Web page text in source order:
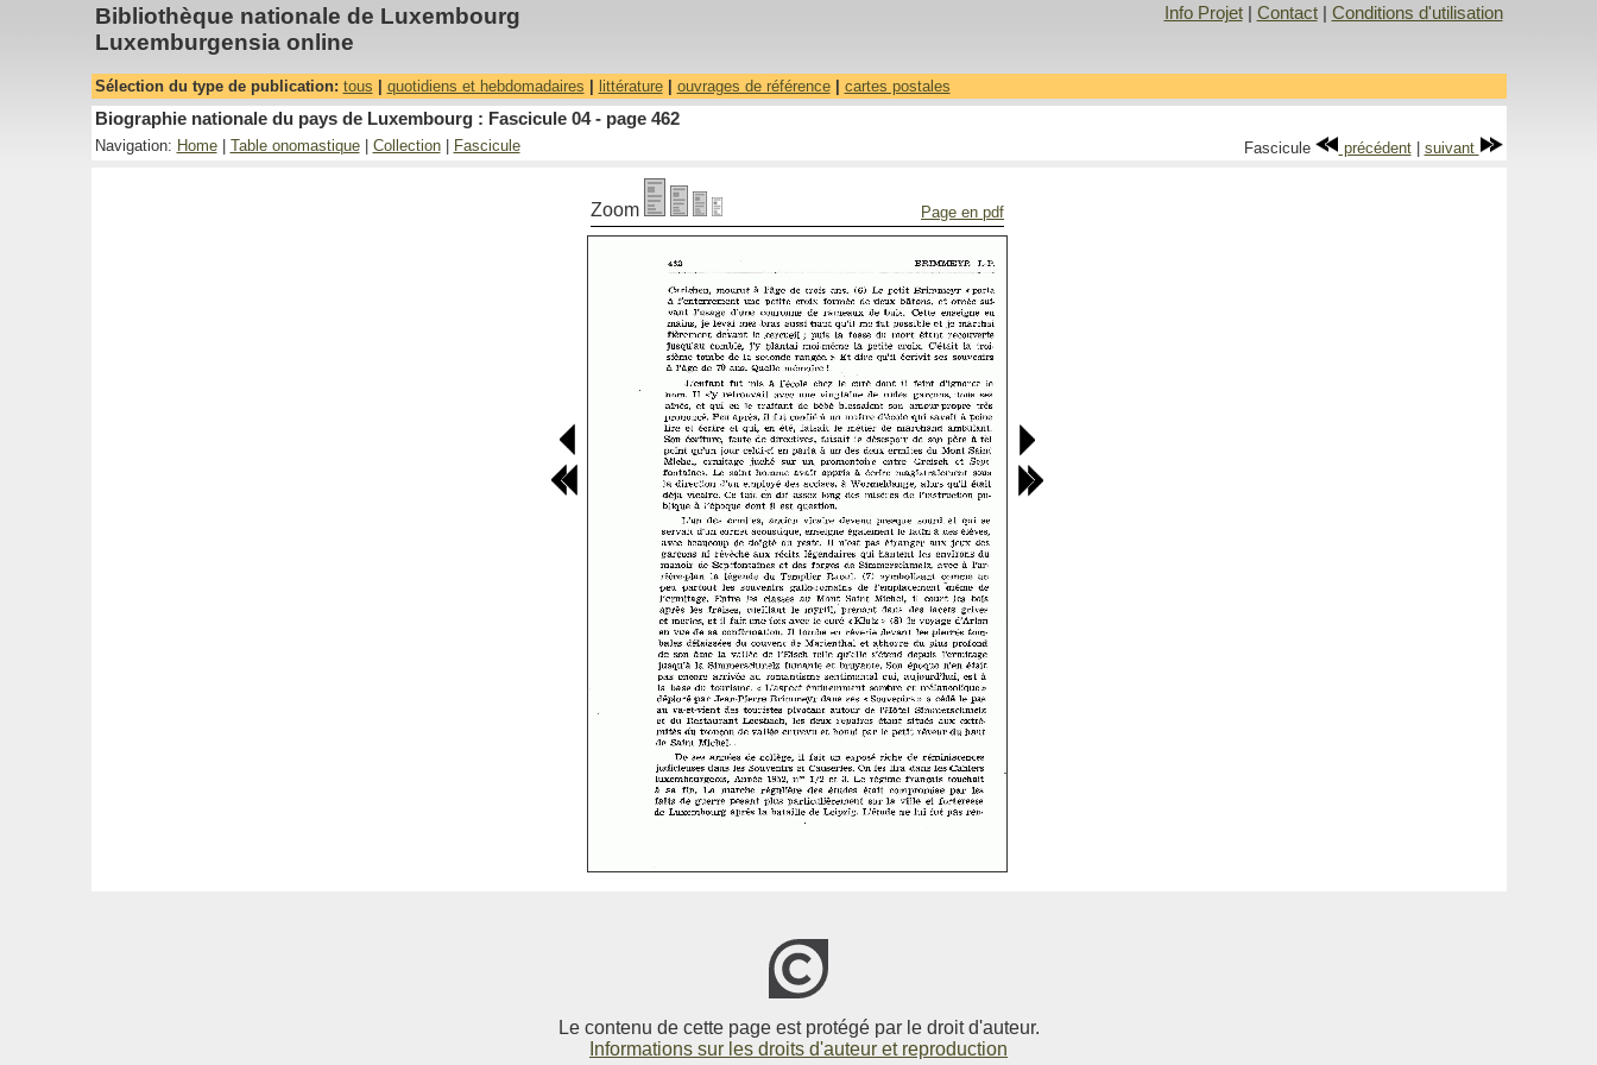
Bibliothèque nationale de Luxembourg
Luxemburgensia online
Info Projet| Contact| Conditions d'utilisation
Sélection du type de publication: tous quotidiens et hebdomadaires littérature| ouvrages de référence| cartes postales
Biographie nationale du pays de Luxembourg : Fascicule 04 - page 462
Navigation: Home| Table onomastique| Collection| Fascicule Fascicule précédent| suivant
Zoom Page en pdf
Le contenu de cette page est protégé par le droit d'auteur.
Informations sur les droits d'auteur et reproduction